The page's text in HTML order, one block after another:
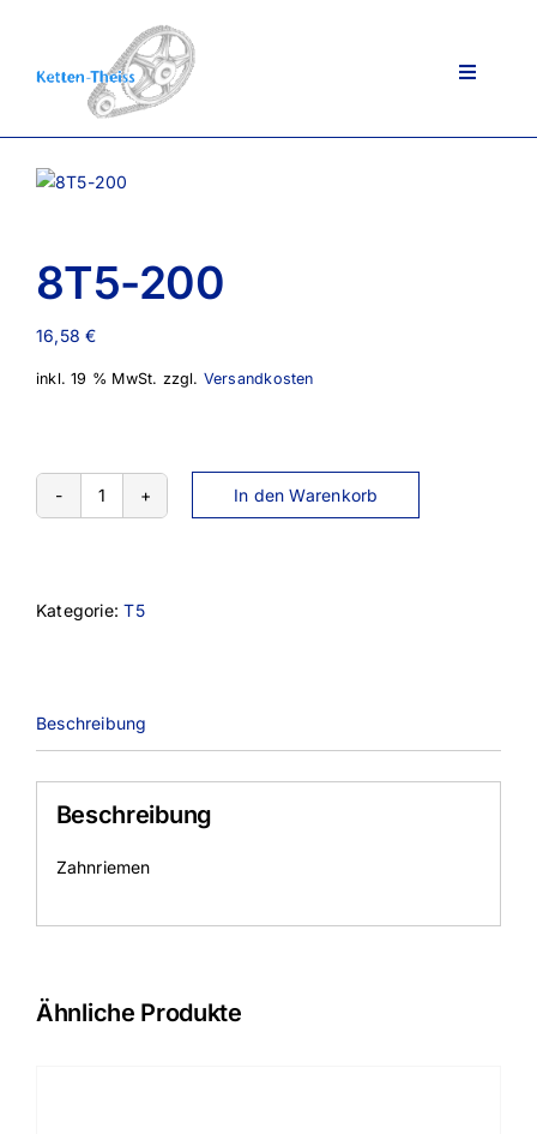
springen
Toggle
Lieferportfolio
8T5-200
16,58€
inkl. 19 % MwSt. zzgl. Versandkosten
8T5-
In den Warenkorb
Kategorie:T5
Beschreibung
Beschreibung
Zahnriemen
Ähnliche Produkte